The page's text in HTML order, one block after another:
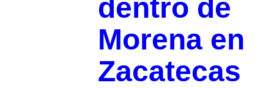
dentro de
Morena en
Zacatecas